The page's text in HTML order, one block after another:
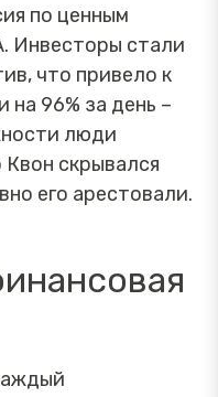
по ценным
Инвесторы стали
что привело к
96% за день –
люди
скрывался
его арестовали.